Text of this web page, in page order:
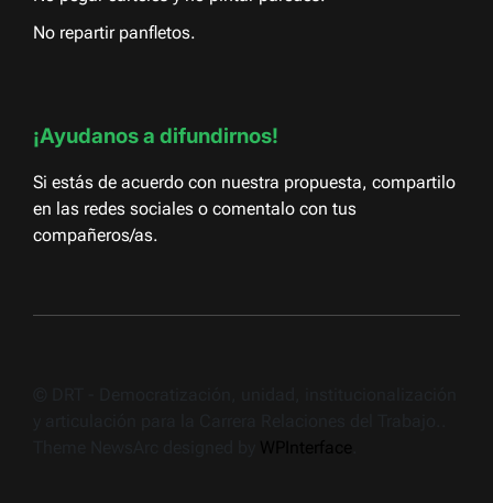
No repartir panfletos.
¡Ayudanos a difundirnos!
Si estás de acuerdo con nuestra propuesta, compartilo
en las redes sociales o comentalo con tus
compañeros/as.